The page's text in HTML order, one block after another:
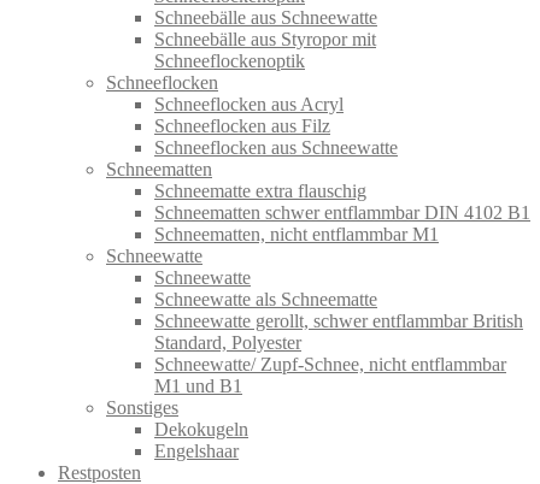
Schneebälle aus Schneewatte
Schneebälle aus Styropor mit
Schneeflockenoptik
Schneeflocken
Schneeflocken aus Acryl
Schneeflocken aus Filz
Schneeflocken aus Schneewatte
Schneematten
Schneematte extra flauschig
Schneematten schwer entflammbar DIN 4102 B1
Schneematten, nicht entflammbar M1
Schneewatte
Schneewatte
Schneewatte als Schneematte
Schneewatte gerollt, schwer entflammbar British
Standard, Polyester
Schneewatte/ Zupf-Schnee, nicht entflammbar
M1 und B1
Sonstiges
Dekokugeln
Engelshaar
Restposten